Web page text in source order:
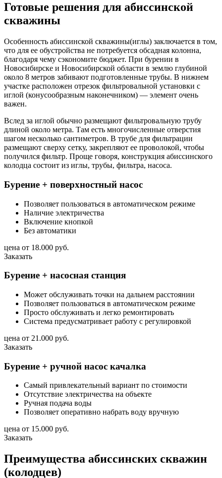
Готовые решения для абиссинской
скважины
Особенность абиссинской скважины(иглы) заключается в том,
что для ее обустройства не потребуется обсадная колонна,
благодаря чему сэкономите бюджет. При бурении в
Новосибирске и Новосибирской области в землю глубиной
около 8 метров забивают подготовленные трубы. В нижнем
участке расположен отрезок фильтровальной установки с
иглой (конусообразным наконечником) — элемент очень
важен.
Вслед за иглой обычно размещают фильтровальную трубу
длиной около метра. Там есть многочисленные отверстия
шагом несколько сантиметров. В трубе для фильтрации
размещают сверху сетку, закрепляют ее проволокой, чтобы
получился фильтр. Проще говоря, конструкция абиссинского
колодца состоит из иглы, трубы, фильтра, насоса.
Бурение + поверхностный насос
Позволяет пользоваться в автоматическом режиме
Наличие электричества
Включение кнопкой
Без автоматики
цена от 18.000 руб.
Заказать
Бурение + насосная станция
Может обслуживать точки на дальнем расстоянии
Позволяет пользоваться в автоматическом режиме
Просто обслуживать и легко ремонтировать
Система предусматривает работу с регулировкой
цена от 21.000 руб.
Заказать
Бурение + ручной насос качалка
Самый привлекательный вариант по стоимости
Отсутствие электричества на объекте
Ручная подача воды
Позволяет оперативно набрать воду вручную
цена от 15.000 руб.
Заказать
Преимущества абиссинских скважин
(колодцев)